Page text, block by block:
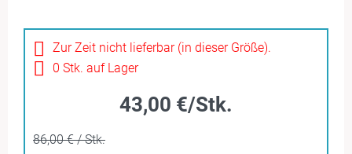
Zur Zeit nicht lieferbar (in dieser Größe).
0 Stk. auf Lager
43,00 €/Stk.
86,00 € / Stk.